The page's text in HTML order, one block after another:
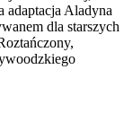
adaptacja Aladyna
dla starszych